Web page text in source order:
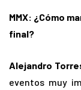
MMX: ¿Cómo
final?
Alejandro
eventos muy